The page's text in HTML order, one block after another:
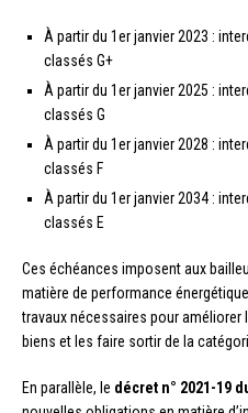
À partir du 1er janvier 2023 :
classés G+
À partir du 1er janvier 2025 :
classés G
À partir du 1er janvier 2028 :
classés F
À partir du 1er janvier 2034 :
classés E
Ces échéances imposent aux
matière de performance
travaux nécessaires pour améliorer
biens et les faire sortir de la
En parallèle, le décret n° 2021-19